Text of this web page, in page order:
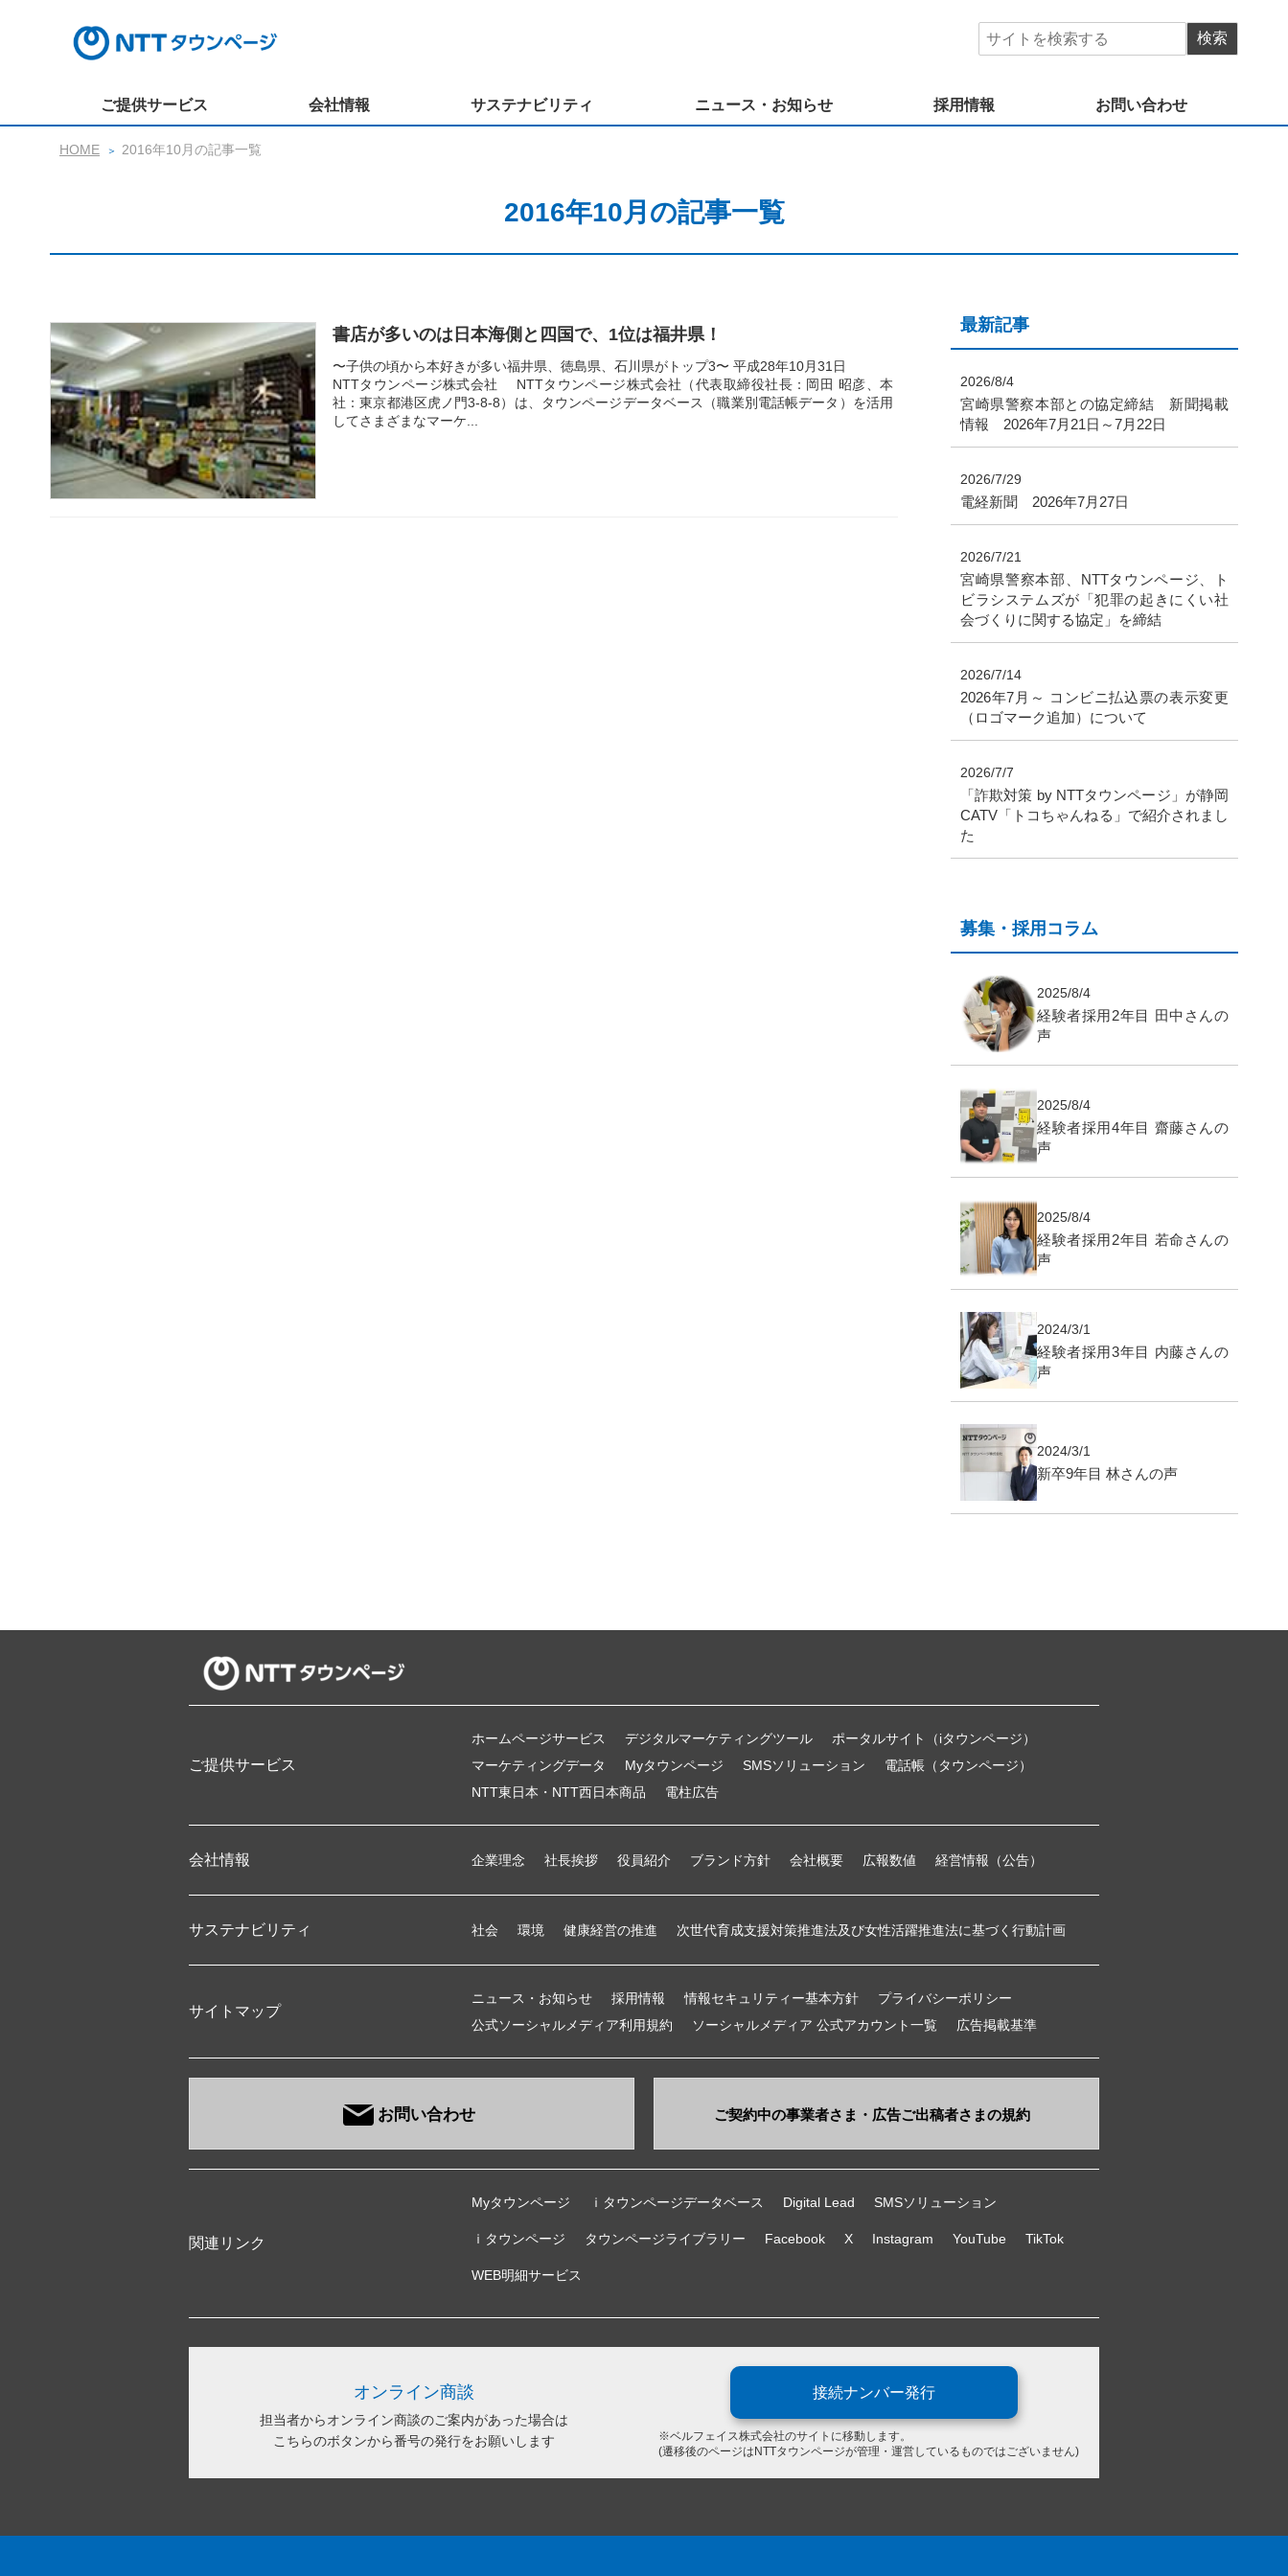
ご提供サービス 会社情報 サステナビリティ ニュース・お知らせ 採用情報 お問い合わせ
HOME 2016年10月の記事一覧
2016年10月の記事一覧
書店が多いのは日本海側と四国で、1位は福井県！
〜子供の頃から本好きが多い福井県、徳島県、石川県がトップ3〜 平成28年10月31日
NTTタウンページ株式会社 NTTタウンページ株式会社（代表取締役社長：岡田 昭彦、本
社：東京都港区虎ノ門3-8-8）は、タウンページデータベース（職業別電話帳データ）を活用
してさまざまなマーケ...
最新記事
2026/8/4
宮崎県警察本部との協定締結 新聞掲載
情報 2026年7月21日～7月22日
2026/7/29
電経新聞 2026年7月27日
2026/7/21
宮崎県警察本部、NTTタウンページ、ト
ビラシステムズが「犯罪の起きにくい社
会づくりに関する協定」を締結
2026/7/14
2026年7月～ コンビニ払込票の表示変更
（ロゴマーク追加）について
2026/7/7
「詐欺対策 by NTTタウンページ」が静岡
CATV「トコちゃんねる」で紹介されまし
た
募集・採用コラム
2025/8/4
経験者採用2年目 田中さんの
声
2025/8/4
経験者採用4年目 齋藤さんの
声
2025/8/4
経験者採用2年目 若命さんの
声
2024/3/1
経験者採用3年目 内藤さんの
声
2024/3/1
新卒9年目 林さんの声
ご提供サービス
ホームページサービス デジタルマーケティングツール
ポータルサイト（iタウンページ）
マーケティングデータ
Myタウンページ SMSソリューション
電話帳（タウンページ）
NTT東日本・NTT西日本商品
電柱広告
会社情報 企業理念 社長挨拶 役員紹介 ブランド方針 会社概要 広報数値 経営情報（公告）
サステナビリティ 社会 環境 健康経営の推進 次世代育成支援対策推進法及び女性活躍推進法に基づく行動計画
サイトマップ
ニュース・お知らせ 採用情報 情報セキュリティー基本方針
プライバシーポリシー
公式ソーシャルメディア利用規約
ソーシャルメディア 公式アカウント一覧 広告掲載基準
お問い合わせ ご契約中の事業者さま・​広告ご出稿者さまの規約
関連リンク
Myタウンページ ｉタウンページデータベース Digital Lead SMSソリューション
ｉタウンページ タウンページライブラリー Facebook X Instagram YouTube TikTok
WEB明細サービス
オンライン商談
担当者からオンライン商談のご案内があった場合は
こちらのボタンから番号の発行をお願いします
接続ナンバー発行
※ベルフェイス株式会社のサイトに移動します。
(遷移後のページはNTTタウンページが管理・運営しているものではございません)